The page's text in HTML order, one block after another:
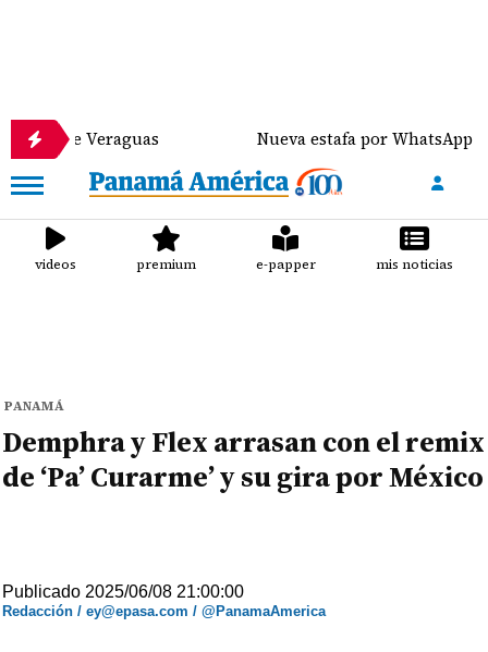
Nueva estafa por WhatsApp
videos premium e-papper mis noticias
PANAMÁ
Demphra y Flex arrasan con el remix
de ‘Pa’ Curarme’ y su gira por México
Publicado 2025/06/08 21:00:00
Redacción / ey@epasa.com / @PanamaAmerica